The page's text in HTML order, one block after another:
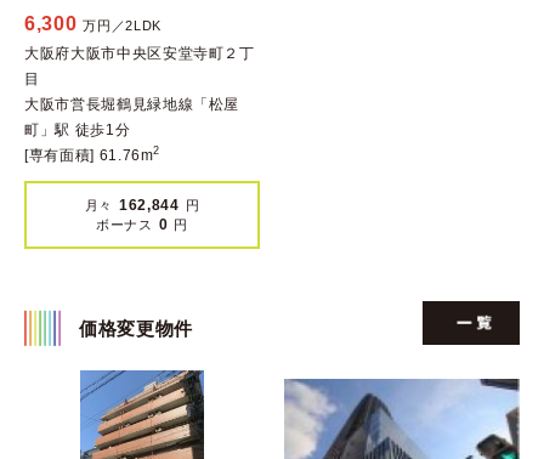
6,300 万円／2LDK
大阪府大阪市中央区安堂寺町２丁
目
大阪市営長堀鶴見緑地線「松屋
町」駅 徒歩1分
[専有面積] 61.76m2
月々 162,844 円
ボーナス
0 円
価格変更物件